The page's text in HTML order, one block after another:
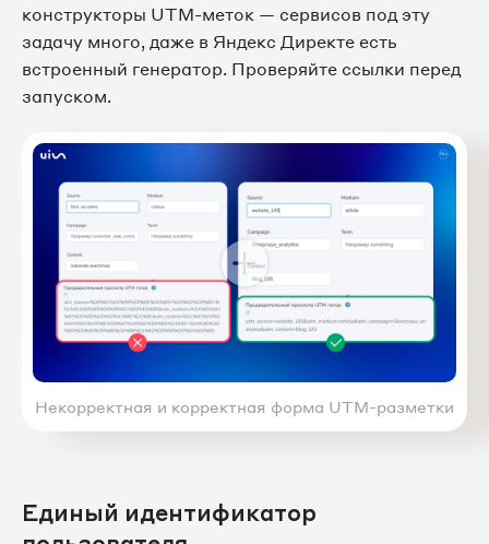
конструкторы UTM-меток — сервисов под эту
задачу много, даже в Яндекс Директе есть
встроенный генератор. Проверяйте ссылки перед
запуском.
Некорректная и корректная форма UTM-разметки
Единый идентификатор